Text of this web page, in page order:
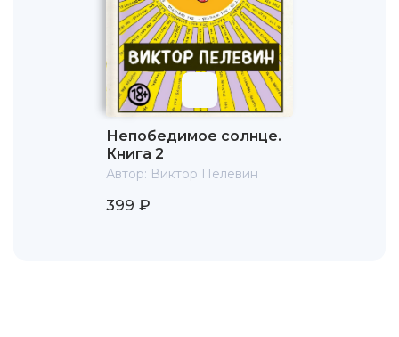
Непобедимое солнце.
Книга 2
Автор: Виктор Пелевин
399 ₽